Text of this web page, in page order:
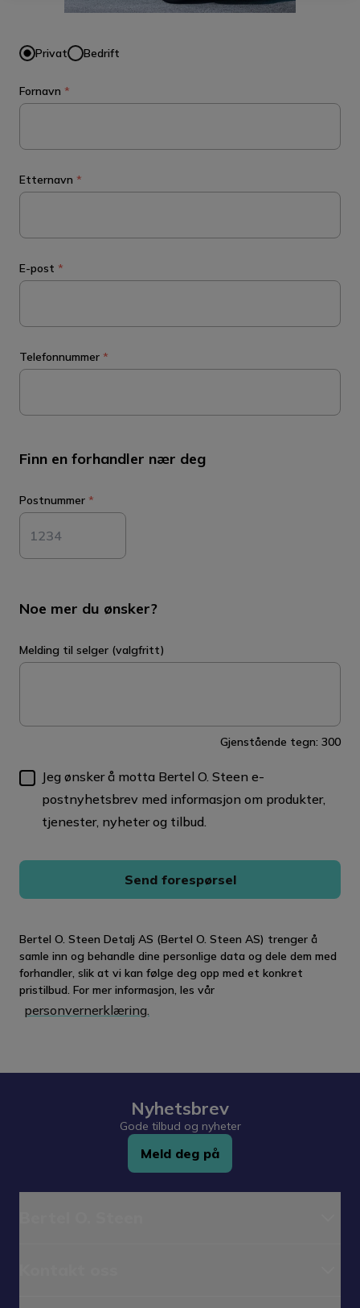
Privat Bedrift
Fornavn *
Etternavn *
E-post *
Telefonnummer *
Finn en forhandler nær deg
Postnummer *
Noe mer du ønsker?
Melding til selger (valgfritt)
Gjenstående tegn: 300
Jeg ønsker å motta Bertel O. Steen e-
postnyhetsbrev med informasjon om produkter,
tjenester, nyheter og tilbud.
Send forespørsel
Bertel O. Steen Detalj AS (Bertel O. Steen AS) trenger å
samle inn og behandle dine personlige data og dele dem med
forhandler, slik at vi kan følge deg opp med et konkret
pristilbud. For mer informasjon, les vår
personvernerklæring.
Nyhetsbrev
Gode tilbud og nyheter
Meld deg på